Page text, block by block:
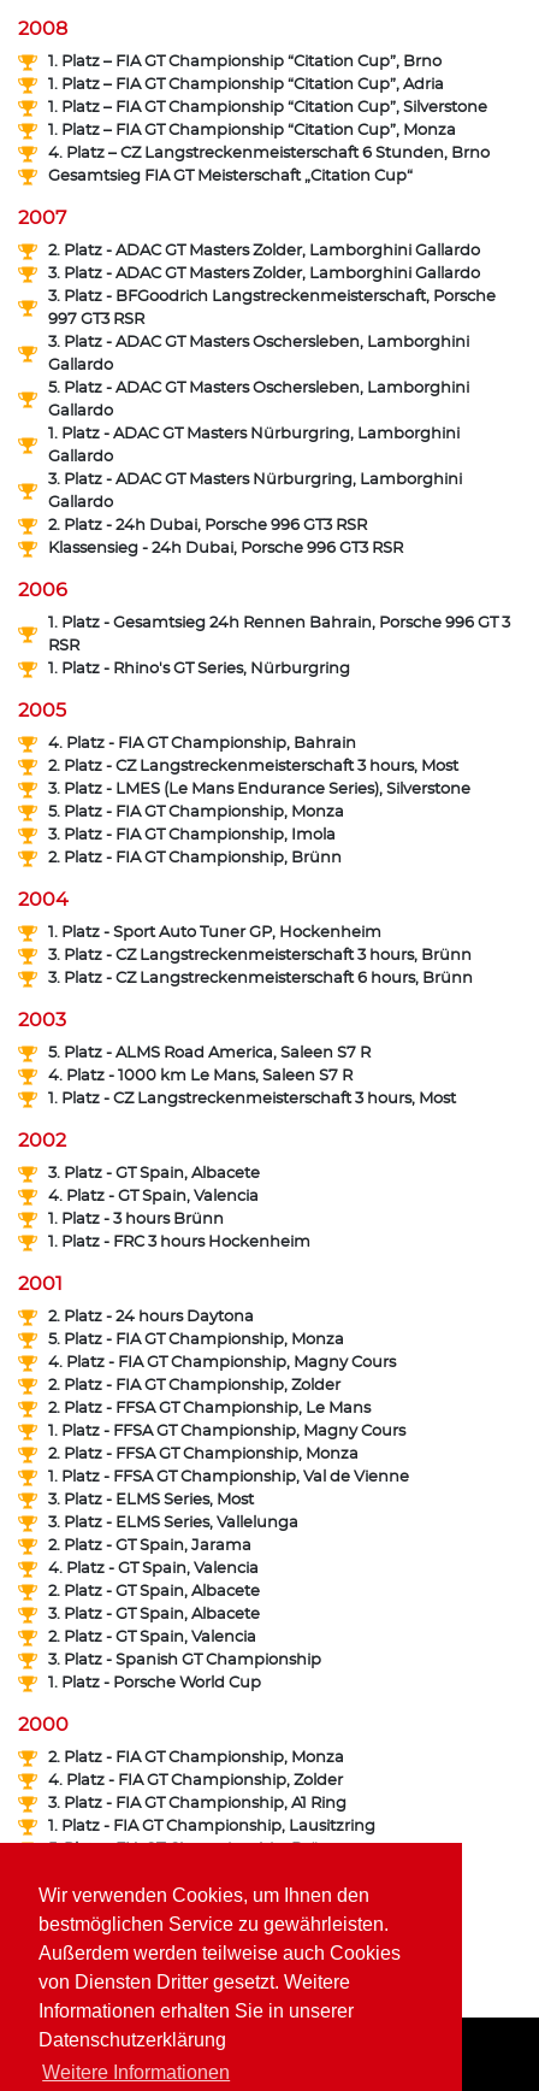
Wir verwenden Cookies, um Ihnen den
bestmöglichen Service zu gewährleisten.
Außerdem werden teilweise auch Cookies
von Diensten Dritter gesetzt. Weitere
Informationen erhalten Sie in unserer
Datenschutzerklärung
Weitere Informationen
2008
1. Platz – FIA GT Championship “Citation Cup”, Brno
1. Platz – FIA GT Championship “Citation Cup”, Adria
1. Platz – FIA GT Championship “Citation Cup”, Silverstone
1. Platz – FIA GT Championship “Citation Cup”, Monza
4. Platz – CZ Langstreckenmeisterschaft 6 Stunden, Brno
Gesamtsieg FIA GT Meisterschaft „Citation Cup“
2007
2. Platz - ADAC GT Masters Zolder, Lamborghini Gallardo
3. Platz - ADAC GT Masters Zolder, Lamborghini Gallardo
3. Platz - BFGoodrich Langstreckenmeisterschaft, Porsche
997 GT3 RSR
3. Platz - ADAC GT Masters Oschersleben, Lamborghini
Gallardo
5. Platz - ADAC GT Masters Oschersleben, Lamborghini
Gallardo
1. Platz - ADAC GT Masters Nürburgring, Lamborghini
Gallardo
3. Platz - ADAC GT Masters Nürburgring, Lamborghini
Gallardo
2. Platz - 24h Dubai, Porsche 996 GT3 RSR
Klassensieg - 24h Dubai, Porsche 996 GT3 RSR
2006
1. Platz - Gesamtsieg 24h Rennen Bahrain, Porsche 996 GT 3
RSR
1. Platz - Rhino's GT Series, Nürburgring
2005
4. Platz - FIA GT Championship, Bahrain
2. Platz - CZ Langstreckenmeisterschaft 3 hours, Most
3. Platz - LMES (Le Mans Endurance Series), Silverstone
5. Platz - FIA GT Championship, Monza
3. Platz - FIA GT Championship, Imola
2. Platz - FIA GT Championship, Brünn
2004
1. Platz - Sport Auto Tuner GP, Hockenheim
3. Platz - CZ Langstreckenmeisterschaft 3 hours, Brünn
3. Platz - CZ Langstreckenmeisterschaft 6 hours, Brünn
2003
5. Platz - ALMS Road America, Saleen S7 R
4. Platz - 1000 km Le Mans, Saleen S7 R
1. Platz - CZ Langstreckenmeisterschaft 3 hours, Most
2002
3. Platz - GT Spain, Albacete
4. Platz - GT Spain, Valencia
1. Platz - 3 hours Brünn
1. Platz - FRC 3 hours Hockenheim
2001
2. Platz - 24 hours Daytona
5. Platz - FIA GT Championship, Monza
4. Platz - FIA GT Championship, Magny Cours
2. Platz - FIA GT Championship, Zolder
2. Platz - FFSA GT Championship, Le Mans
1. Platz - FFSA GT Championship, Magny Cours
2. Platz - FFSA GT Championship, Monza
1. Platz - FFSA GT Championship, Val de Vienne
3. Platz - ELMS Series, Most
3. Platz - ELMS Series, Vallelunga
2. Platz - GT Spain, Jarama
4. Platz - GT Spain, Valencia
2. Platz - GT Spain, Albacete
3. Platz - GT Spain, Albacete
2. Platz - GT Spain, Valencia
3. Platz - Spanish GT Championship
1. Platz - Porsche World Cup
2000
2. Platz - FIA GT Championship, Monza
4. Platz - FIA GT Championship, Zolder
3. Platz - FIA GT Championship, A1 Ring
1. Platz - FIA GT Championship, Lausitzring
2. Platz - FFSA GT Championship, Ledenon
3. Platz - FFSA GT Championship, Magny Cours
3. Platz - ALMS Series, Silverstone
6. Platz - Porsche World Cup
Home Impressum